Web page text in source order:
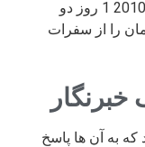
چهارشنبه 31 شهریور 89 / 22 سپتامبر 2010 1 روز دو
را از سفرات
به آن ها پاسخ